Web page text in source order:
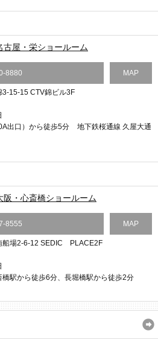
古屋・栄ショールーム
8880 MAP
15-15 CTV錦ビル3F
出口）から徒歩5分 地下鉄桜通線 久屋大通
・心斎橋ショールーム
8555 MAP
船場2-6-12 SEDIC PLACE2F
駅から徒歩6分、長堀橋駅から徒歩2分